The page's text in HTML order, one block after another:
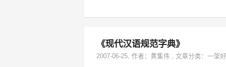
《现代汉语规范字典》
2007-06-25, 作者： 黄集伟 , 文章分类： 一架